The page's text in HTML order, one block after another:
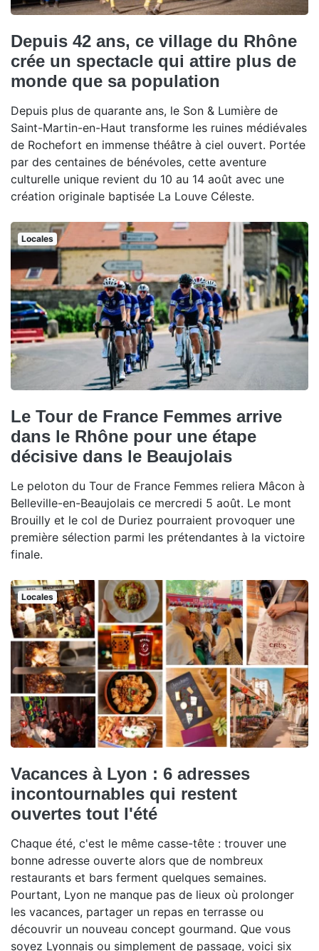
Depuis 42 ans, ce village du Rhône
crée un spectacle qui attire plus de
monde que sa population
Depuis plus de quarante ans, le Son & Lumière de
Saint-Martin-en-Haut transforme les ruines médiévales
de Rochefort en immense théâtre à ciel ouvert. Portée
par des centaines de bénévoles, cette aventure
culturelle unique revient du 10 au 14 août avec une
création originale baptisée La Louve Céleste.
Locales
Le Tour de France Femmes arrive
dans le Rhône pour une étape
décisive dans le Beaujolais
Le peloton du Tour de France Femmes reliera Mâcon à
Belleville-en-Beaujolais ce mercredi 5 août. Le mont
Brouilly et le col de Duriez pourraient provoquer une
première sélection parmi les prétendantes à la victoire
finale.
Locales
Vacances à Lyon : 6 adresses
incontournables qui restent
ouvertes tout l'été
Chaque été, c'est le même casse-tête : trouver une
bonne adresse ouverte alors que de nombreux
restaurants et bars ferment quelques semaines.
Pourtant, Lyon ne manque pas de lieux où prolonger
les vacances, partager un repas en terrasse ou
découvrir un nouveau concept gourmand. Que vous
soyez Lyonnais ou simplement de passage, voici six